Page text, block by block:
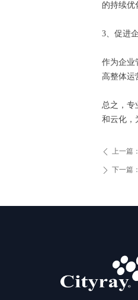
的持续优
3、促进
作为企业
高整体运
总之，专
和云化，
ꄴ 上一篇：
ꄲ 下一篇：